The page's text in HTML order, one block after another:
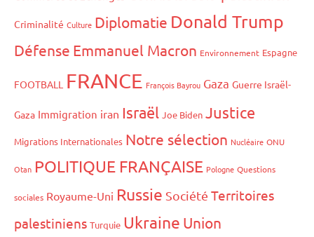
Criminalité Culture Diplomatie Donald Trump
Défense Emmanuel Macron Environnement Espagne
FOOTBALL FRANCE François Bayrou Gaza Guerre Israël-
Gaza Immigration iran Israël Joe Biden Justice
Migrations Internationales Notre sélection Nucléaire ONU
Otan POLITIQUE FRANÇAISE Pologne Questions
sociales Royaume-Uni Russie Société Territoires
palestiniens Turquie Ukraine Union